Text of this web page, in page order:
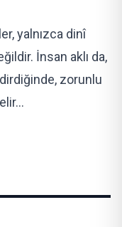
yalnızca dinî
İnsan aklı da,
zorunlu